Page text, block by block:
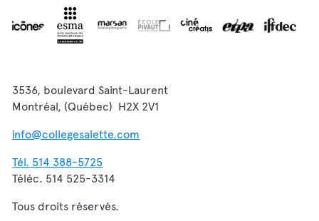
3536, boulevard Saint-Laurent
Montréal, (Québec) H2X 2V1
info@collegesalette.com
Tél. 514 388-5725
Téléc. 514 525-3314
Tous droits réservés.